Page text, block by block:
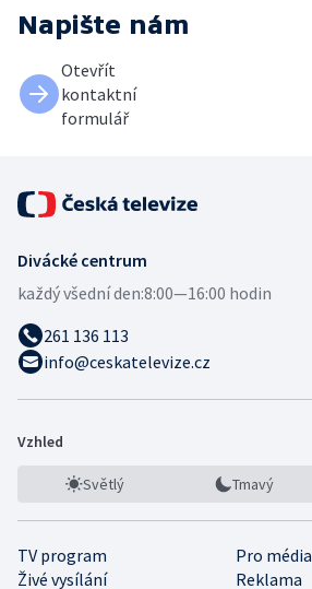
Napište nám
Otevřít
kontaktní
formulář
Divácké centrum
každý všední den:8:00—16:00 hodin
261 136 113
info@ceskatelevize.cz
Vzhled
Světlý Tmavý
TV program
Pro média
Živé vysílání
Reklama